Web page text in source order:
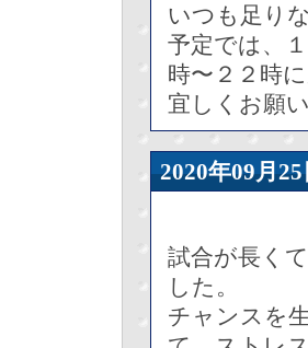
いつも足り
予定では、
時〜２２時
宜しくお願
2020年09
試合が長く
した。
チャンスを